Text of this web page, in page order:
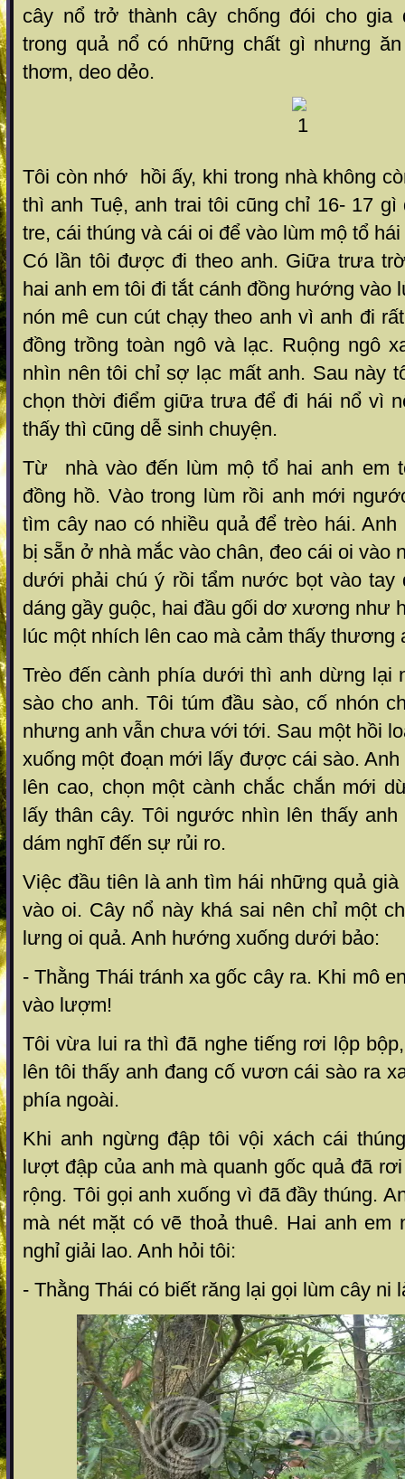
cây nổ trở thành cây chống đói cho gia
trong quả nổ có những chất gì nhưng
thơm, deo dẻo.
Tôi còn nhớ hồi ấy, khi trong nhà không
thì anh Tuệ, anh trai tôi cũng chỉ 16- 17 gì
tre, cái thúng và cái oi để vào lùm mộ tổ hái
Có lần tôi được đi theo anh. Giữa trưa
hai anh em tôi đi tắt cánh đồng hướng vào
nón mê cun cút chạy theo anh vì anh đi
đồng trồng toàn ngô và lạc. Ruộng ngô
nhìn nên tôi chỉ sợ lạc mất anh. Sau này
chọn thời điểm giữa trưa để đi hái nổ vì
thấy thì cũng dễ sinh chuyện.
Từ nhà vào đến lùm mộ tổ hai anh em
đồng hồ. Vào trong lùm rồi anh mới
tìm cây nao có nhiều quả để trèo hái.
bị sẵn ở nhà mắc vào chân, đeo cái oi vào
dưới phải chú ý rồi tẩm nước bọt vào tay
dáng gầy guộc, hai đầu gối dơ xương như
lúc một nhích lên cao mà cảm thấy thương
Trèo đến cành phía dưới thì anh dừng lại
sào cho anh. Tôi túm đầu sào, cố nhón
nhưng anh vẫn chưa với tới. Sau một hồi
xuống một đoạn mới lấy được cái sào.
lên cao, chọn một cành chắc chắn mới
lấy thân cây. Tôi ngước nhìn lên thấy
dám nghĩ đến sự rủi ro.
Việc đầu tiên là anh tìm hái những quả
vào oi. Cây nổ này khá sai nên chỉ một
lưng oi quả. Anh hướng xuống dưới bảo:
- Thằng Thái tránh xa gốc cây ra. Khi mô
vào lượm!
Tôi vừa lui ra thì đã nghe tiếng rơi lộp
lên tôi thấy anh đang cố vươn cái sào ra
phía ngoài.
Khi anh ngừng đập tôi vội xách cái
lượt đập của anh mà quanh gốc quả đã
rộng. Tôi gọi anh xuống vì đã đầy thúng.
mà nét mặt có vẽ thoả thuê. Hai anh
nghỉ giải lao. Anh hỏi tôi:
- Thằng Thái có biết răng lại gọi lùm cây ni